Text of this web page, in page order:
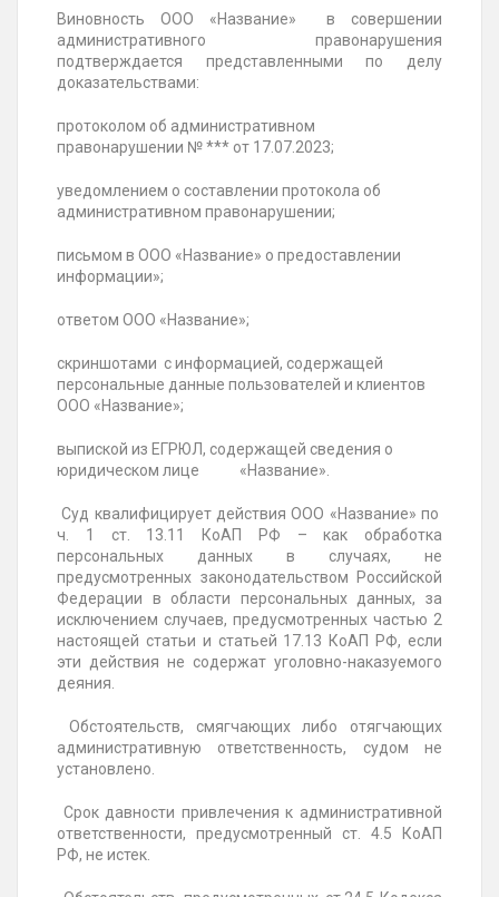
Виновность ООО «Название» в совершении
административного правонарушения
подтверждается представленными по делу
доказательствами:
протоколом об административном
правонарушении № *** от 17.07.2023;
уведомлением о составлении протокола об
административном правонарушении;
письмом в ООО «Название» о предоставлении
информации»;
ответом ООО «Название»;
скриншотами с информацией, содержащей
персональные данные пользователей и клиентов
ООО «Название»;
выпиской из ЕГРЮЛ, содержащей сведения о
юридическом лице «Название».
Суд квалифицирует действия ООО «Название» по
ч. 1 ст. 13.11 КоАП РФ – как обработка
персональных данных в случаях, не
предусмотренных законодательством Российской
Федерации в области персональных данных, за
исключением случаев, предусмотренных частью 2
настоящей статьи и статьей 17.13 КоАП РФ, если
эти действия не содержат уголовно-наказуемого
деяния.
Обстоятельств, смягчающих либо отягчающих
административную ответственность, судом не
установлено.
Срок давности привлечения к административной
ответственности, предусмотренный ст. 4.5 КоАП
РФ, не истек.